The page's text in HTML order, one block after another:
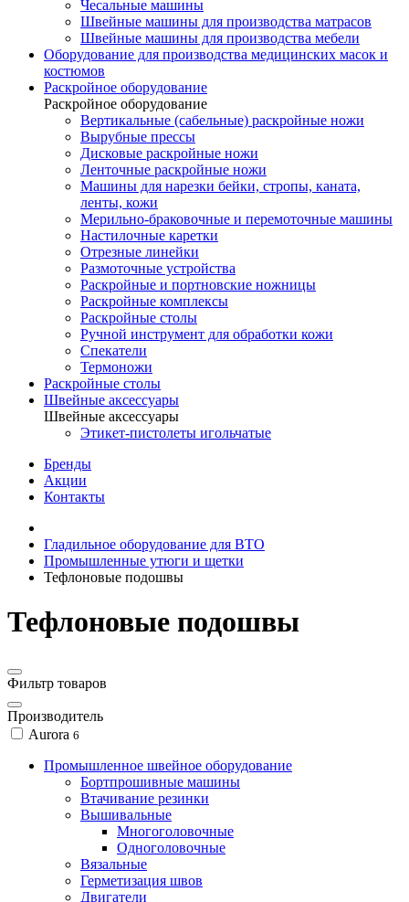
Чесальные машины
Швейные машины для производства матрасов
Швейные машины для производства мебели
Оборудование для производства медицинских масок и
костюмов
Раскройное оборудование
Раскройное оборудование
Вертикальные (сабельные) раскройные ножи
Вырубные прессы
Дисковые раскройные ножи
Ленточные раскройные ножи
Машины для нарезки бейки, стропы, каната,
ленты, кожи
Мерильно-браковочные и перемоточные машины
Настилочные каретки
Отрезные линейки
Размоточные устройства
Раскройные и портновские ножницы
Раскройные комплексы
Раскройные столы
Ручной инструмент для обработки кожи
Спекатели
Термоножи
Раскройные столы
Швейные аксессуары
Швейные аксессуары
Этикет-пистолеты игольчатые
Бренды
Акции
Контакты
Гладильное оборудование для ВТО
Промышленные утюги и щетки
Тефлоновые подошвы
Тефлоновые подошвы
Фильтр товаров
Производитель
Aurora 6
Промышленное швейное оборудование
Бортпрошивные машины
Втачивание резинки
Вышивальные
Многоголовочные
Одноголовочные
Вязальные
Герметизация швов
Двигатели